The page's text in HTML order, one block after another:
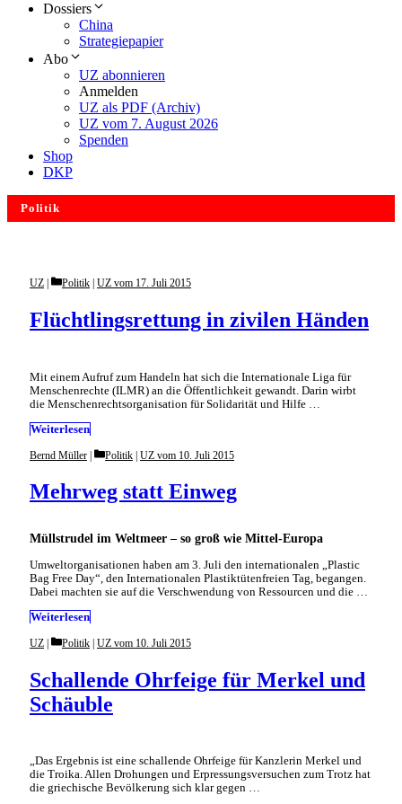
Dossiers
China
Strategiepapier
Abo
UZ abonnieren
Anmelden
UZ als PDF (Archiv)
UZ vom 7. August 2026
Spenden
Shop
DKP
Politik
Flüchtlingsrettung in zivilen Händen
UZ Categories
Politik UZ vom 17. Juli 2015
Mit einem Aufruf zum Handeln hat sich die Internationale Liga für
Menschenrechte (ILMR) an die Öffentlichkeit gewandt. Darin wirbt
die Menschenrechtsorganisation für Solidarität und Hilfe …
Weiterlesen
Müllstrudel im Weltmeer – so groß wie Mittel-Europa
Mehrweg statt Einweg
Bernd Müller Categories
Politik | UZ vom 10. Juli 2015
Umweltorganisationen haben am 3. Juli den internationalen „Plastic
Bag Free Day“, den Internationalen Plastiktütenfreien Tag, begangen.
Dabei machten sie auf die Verschwendung von Ressourcen und die …
Weiterlesen
Schallende Ohrfeige für Merkel und
Schäuble
UZ Categories
Politik | UZ vom 10. Juli 2015
„Das Ergebnis ist eine schallende Ohrfeige für Kanzlerin Merkel und
die Troika. Allen Drohungen und Erpressungsversuchen zum Trotz hat
die griechische Bevölkerung sich klar gegen …